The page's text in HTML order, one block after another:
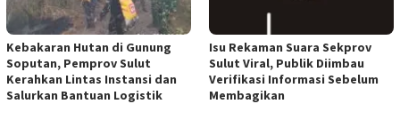
Kebakaran Hutan di Gunung
Soputan, Pemprov Sulut
Kerahkan Lintas Instansi dan
Salurkan Bantuan Logistik
Isu Rekaman Suara Sekprov
Sulut Viral, Publik Diimbau
Verifikasi Informasi Sebelum
Membagikan